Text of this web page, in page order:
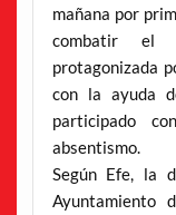
mañana por
combatir el
protagonizada
con la ayuda
participado
absentismo.
Según Efe, la
Ayuntamiento